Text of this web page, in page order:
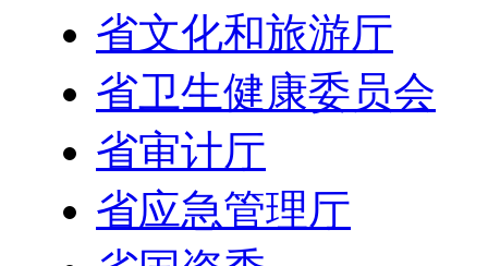
省文化和旅游厅
省卫生健康委员会
省审计厅
省应急管理厅